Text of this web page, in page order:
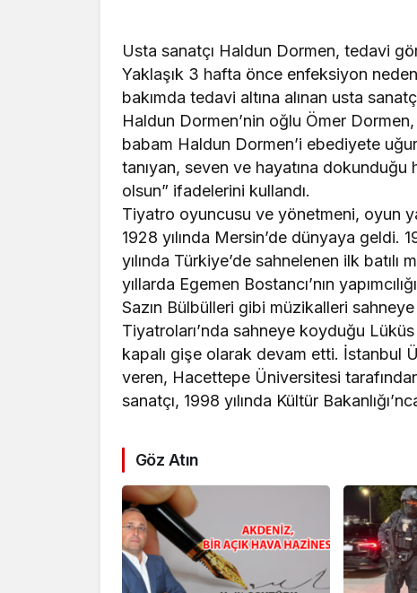
Usta sanatçı Haldun Dormen, tedavi
Yaklaşık 3 hafta önce enfeksiyon
bakımda tedavi altına alınan usta
Haldun Dormen’nin oğlu Ömer
babam Haldun Dormen’i ebediyete
tanıyan, seven ve hayatına dokunduğu
olsun” ifadelerini kullandı.
Tiyatro oyuncusu ve yönetmeni, oyun
1928 yılında Mersin’de dünyaya geldi.
yılında Türkiye’de sahnelenen ilk batılı
yıllarda Egemen Bostancı’nın
Sazın Bülbülleri gibi müzikalleri
Tiyatroları’nda sahneye koyduğu
kapalı gişe olarak devam etti. İstanbul
veren, Hacettepe Üniversitesi
sanatçı, 1998 yılında Kültür
Göz Atın